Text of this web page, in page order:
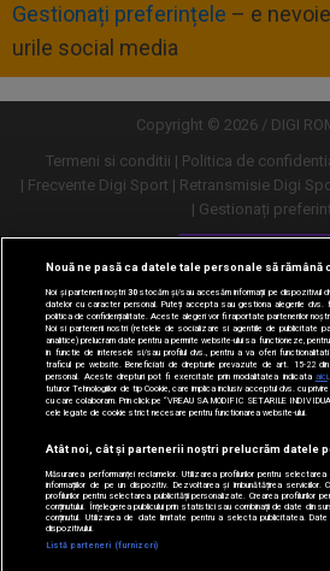
Gestionați preferințele – e
urile social media
Copyright © 2026 / DIGI
Termeni si conditii
Politica de
Frecvente Digi Sport
Retransmisie Digi
Gestionați
Versiune desktop
Nouă ne pasă ca datele tale personale să rămână
Noi și partenerii noștri30stocăm și/sau accesăm informații pe dispozitivul
datelor cu caracter personal. Puteți accepta sau gestiona alegerile dvs.
politica de confidențialitate. Aceste alegeri vor fi raportate partenerilor
Noi si partenerii nostri (retelele de socializare si agentiile de publicitate
analitice) prelucram date pentru a permite website-ului sa functioneze,
in functie de interesele si/sau profilul dvs., pentru a va oferi
traficul pe website. Beneficiati de drepturile prevazute de art. 15-22
personal. Aceste drepturi pot fi exercitate prin modalitatea indicata aici
tuturor Tehnologiilor de tip Cookie, care implica inclusiv acceptul dvs. cu
cu care colaboram. Prin click pe “VREAU SA MODIFIC SETARILE
cele legate de cookie strict necesare pentru functionarea website-ului.
Atât noi, cât și partenerii noștri prelucrăm datele
Măsurarea performanței reclamelor. Utilizarea profilurilor pentru
informațiilor de pe un dispozitiv. Dezvoltarea și îmbunătățirea serviciilor.
profilurilor pentru selectarea publicității personalizate. Crearea profilurilor
conținutului. Înțelegerea publicului prin statistici sau combinații de date din
conținutul. Utilizarea de date limitate pentru a selecta publicitatea.
dispozitivului.
Listă parteneri (furnizori)